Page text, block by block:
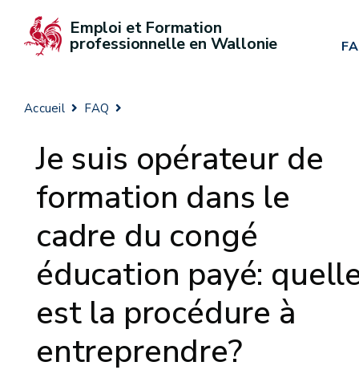
Emploi et Formation
professionnelle en Wallonie
Accueil FAQ
Je suis opérateur de
formation dans le
cadre du congé
éducation payé:
est la procédure à
entreprendre?